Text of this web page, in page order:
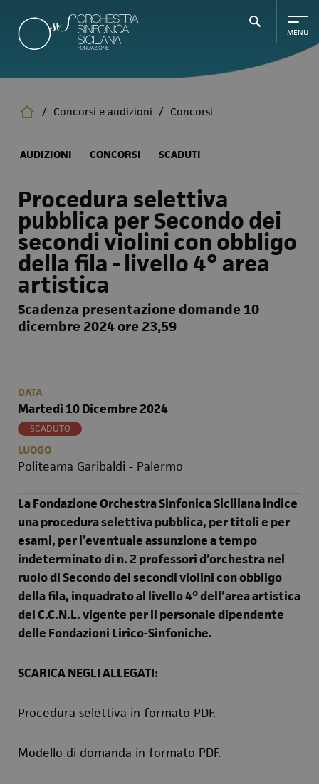
contenuto
principale
/ Concorsi e audizioni / Concorsi
AUDIZIONI CONCORSI SCADUTI
Procedura selettiva
pubblica per Secondo dei
secondi violini con obbligo
della fila - livello 4° area
artistica
Scadenza presentazione domande 10
dicembre 2024 ore 23,59
DATA
Martedì 10 Dicembre 2024
SCADUTO
LUOGO
Politeama Garibaldi - Palermo
La Fondazione Orchestra Sinfonica Siciliana indice
una procedura selettiva pubblica, per titoli e per
esami, per l’eventuale assunzione a tempo
indeterminato di n. 2 professori d’orchestra nel
ruolo di Secondo dei secondi violini con obbligo
della fila, inquadrato al livello 4° dell’area artistica
del C.C.N.L. vigente per il personale dipendente
delle Fondazioni Lirico-Sinfoniche.
SCARICA NEGLI ALLEGATI:
Procedura selettiva in formato PDF.
Modello di domanda in formato PDF.